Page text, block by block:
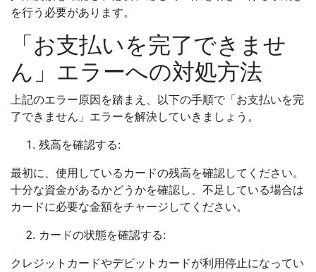
を行う必要があります。
「お支払いを完了できませ
ん」エラーへの対処方法
上記のエラー原因を踏まえ、以下の手順で「お支払いを完
了できません」エラーを解決していきましょう。
残高を確認する:
最初に、使用しているカードの残高を確認してください。
十分な資金があるかどうかを確認し、不足している場合は
カードに必要な金額をチャージしてください。
カードの状態を確認する:
クレジットカードやデビットカードが利用停止になってい